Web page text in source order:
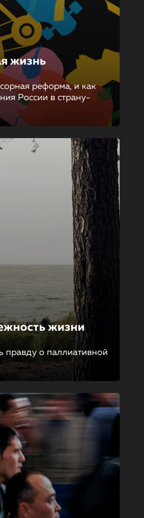
жизнь
реформа, и как
России в страну-
жизни
правду о паллиативной